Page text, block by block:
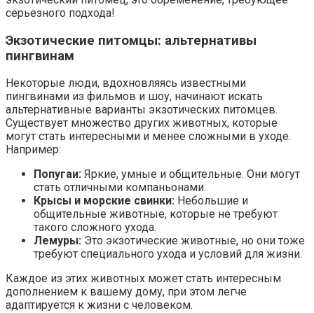
серьезного подхода!
Экзотические питомцы: альтернативы
пингвинам
Некоторые люди, вдохновляясь известными
пингвинами из фильмов и шоу, начинают искать
альтернативные варианты экзотических питомцев.
Существует множество других животных, которые
могут стать интересными и менее сложными в уходе.
Например:
Попугаи: Яркие, умные и общительные. Они могут
стать отличными компаньонами.
Крысы и морские свинки: Небольшие и
общительные животные, которые не требуют
такого сложного ухода.
Лемуры: Это экзотические животные, но они тоже
требуют специального ухода и условий для жизни.
Каждое из этих животных может стать интересным
дополнением к вашему дому, при этом легче
адаптируется к жизни с человеком.